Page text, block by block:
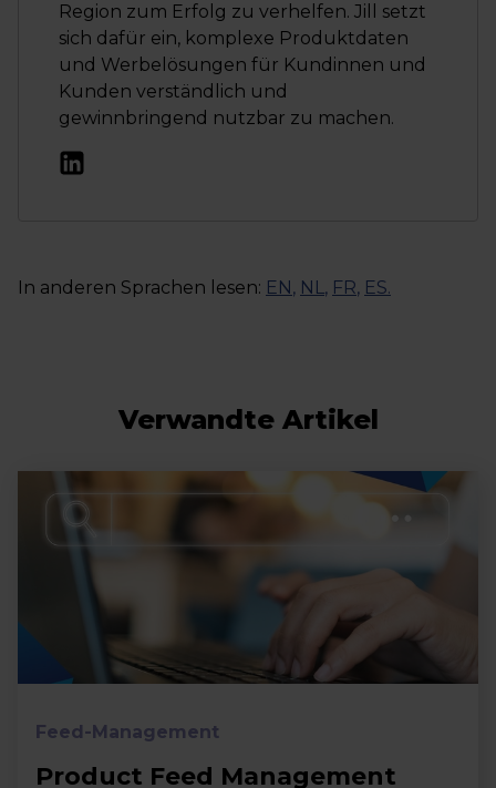
Region zum Erfolg zu verhelfen. Jill setzt
sich dafür ein, komplexe Produktdaten
und Werbelösungen für Kundinnen und
Kunden verständlich und
gewinnbringend nutzbar zu machen.
In anderen Sprachen lesen: EN, NL, FR, ES.
Verwandte Artikel
Feed-Management
Product Feed Management